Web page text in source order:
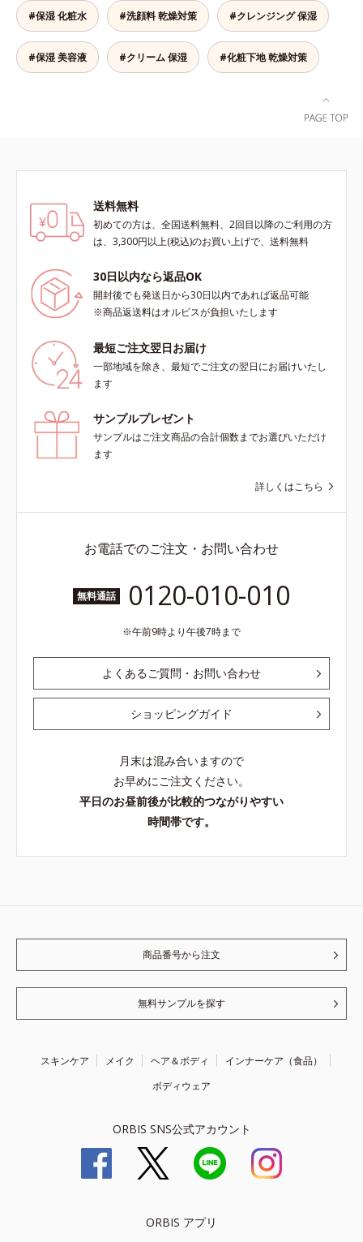
る*6 乾燥、ハリ・ツヤのなさ
*7 乾燥による*8 保湿成分*9
ロニセラカエルレア果汁、ノバラエ
キス配合＝うるおいを与えハリと透
明感に満ちた肌へ導く保湿成分
と*4 剥がれずに肌に蓄積した古い
角層*5 乾燥による*6 洗浄によ
る物理的効果*7 うるおいによる
*8 乾燥、ハリ・ツヤのなさ*9
保湿成分*10 ロニセラカエルレア
を与えハリと透明感に満ちた肌へ導
ていることが分かりました。そこで
オルビスユー ドットシリーズは美
容成分(*7)として「G.D.F.アクティ
ベーター(*8)」を配合。そして、従
来から配合している美白有効成分
(*10)のハリと透明感を。効果的な
シナジー設計で、あなたのエイジン
グケアを応援します。*1 メラニン
ぐ（ウォッシュ除く）*2 オルビス
内スキンケアシリーズの保湿力*3
年齢に応じたお手入れのこと*4 う
のなさ*6 乾燥による*7 保湿成分*8
ロニセラカエルレア果汁、ノバラエ
キス配合＝うるおいを与えハリと透
メマツヨイグサ抽出液、スイカズラ
エキス配合＝角層のすみずみまで水
分・油分を保ち、ハリ・ツヤを与え
ことを考えた設計。さらに美容成分
に包まれた水分保持力の高い粉体や
和漢植物由来成分をはじめとした、
肌をいたわる保湿成分をたっぷり配
合しました。肌にやさしいだけでな
#保湿 化粧水 #洗顔料 乾燥対策 #クレンジング 保湿
#保湿 美容液 #クリーム 保湿 #化粧下地 乾燥対策
送料無料
初めての方は、全国送料無料、2回目以降のご利用の方
は、3,300円以上(税込)のお買い上げで、送料無料
30日以内なら返品OK
開封後でも発送日から30日以内であれば返品可能
※商品返送料はオルビスが負担いたします
最短ご注文翌日お届け
一部地域を除き、最短でご注文の翌日にお届けいたし
ます
サンプルプレゼント
サンプルはご注文商品の合計個数までお選びいただけ
ます
詳しくはこちら
お電話でのご注文・お問い合わせ
無料通話 0120-010-010
午前9時より午後7時まで
よくあるご質問・お問い合わせ
ショッピングガイド
月末は混み合いますので
お早めにご注文ください。
平日のお昼前後が比較的つながりやすい
時間帯です。
商品番号から注文
無料サンプルを探す
スキンケア メイク ヘア＆ボディ
インナーケア（食品）
ボディウェア
ORBIS SNS公式アカウント
ORBIS アプリ